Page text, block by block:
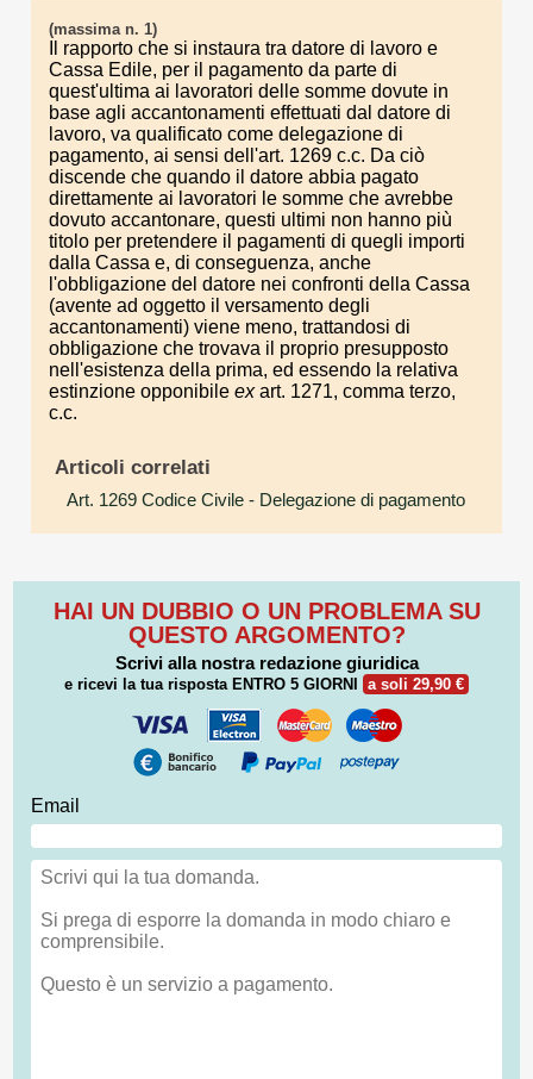
(massima n. 1)
Il rapporto che si instaura tra datore di lavoro e
Cassa Edile, per il pagamento da parte di
quest'ultima ai lavoratori delle somme dovute in
base agli accantonamenti effettuati dal datore di
lavoro, va qualificato come delegazione di
pagamento, ai sensi dell'art. 1269 c.c. Da ciò
discende che quando il datore abbia pagato
direttamente ai lavoratori le somme che avrebbe
dovuto accantonare, questi ultimi non hanno più
titolo per pretendere il pagamenti di quegli importi
dalla Cassa e, di conseguenza, anche
l'obbligazione del datore nei confronti della Cassa
(avente ad oggetto il versamento degli
accantonamenti) viene meno, trattandosi di
obbligazione che trovava il proprio presupposto
nell'esistenza della prima, ed essendo la relativa
estinzione opponibile exart. 1271, comma terzo,
c.c.
Articoli correlati
Art. 1269 Codice Civile - Delegazione di pagamento
HAI UN DUBBIO O UN PROBLEMA SU
QUESTO ARGOMENTO?
Scrivi alla nostra redazione giuridica
e ricevi la tua risposta ENTRO 5 GIORNI a soli 29,90 €
Email